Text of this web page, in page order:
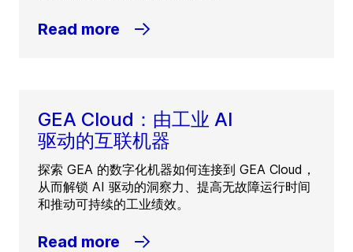
Read more
GEA Cloud：由工业 AI
驱动的互联机器
探索 GEA 的数字化机器如何连接到 GEA Cloud，
从而解锁 AI 驱动的洞察力、提高无故障运行时间
和推动可持续的工业绩效。
Read more